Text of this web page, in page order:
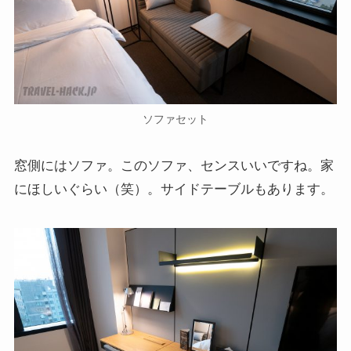
ソファセット
窓側にはソファ。このソファ、センスいいですね。家
にほしいぐらい（笑）。サイドテーブルもあります。